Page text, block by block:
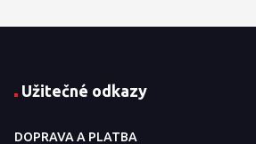
Užitečné odkazy
DOPRAVA A PLATBA